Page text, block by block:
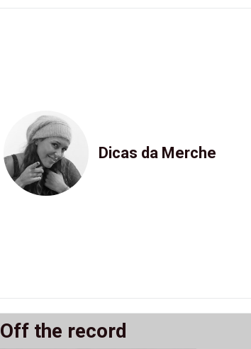
Dicas da Merche
Off the record